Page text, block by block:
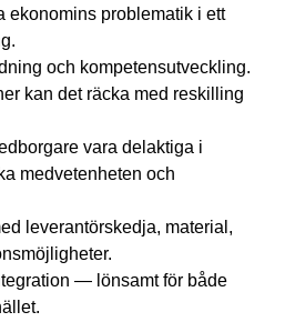
ekonomins problematik i ett
och kompetensutveckling.
kan det räcka med reskilling
vara delaktiga i
medvetenheten och
leverantörskedja, material,
— lönsamt för både